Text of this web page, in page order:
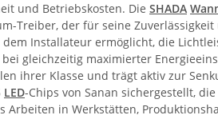
und Betriebskosten. Die SHADA
Treiber, der für seine Zuverlässigkeit
Installateur ermöglicht, die
gleichzeitig maximierter
ihrer Klasse und trägt aktiv zur
LED-Chips von Sanan sichergestellt,
in Werkstätten,